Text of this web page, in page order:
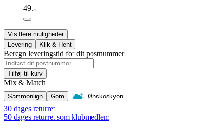
49.-
Vis flere muligheder
Levering
Klik & Hent
Beregn leveringstid for dit postnummer
Tilføj til kurv
Mix & Match
Sammenlign Gem Ønskeskyen
30 dages returret
50 dages returret som klubmedlem